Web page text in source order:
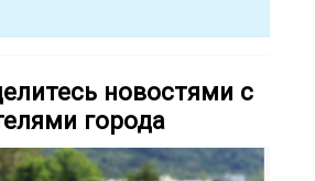
новостями с
города